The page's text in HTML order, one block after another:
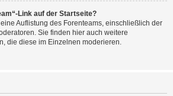
Link auf der Startseite?
Auflistung des Forenteams, einschließlich der
Sie finden hier auch weitere
die diese im Einzelnen moderieren.